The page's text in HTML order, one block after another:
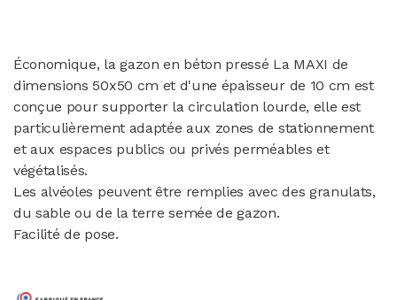
Économique, la gazon en béton pressé La MAXI de
dimensions 50x50 cm et d'une épaisseur de 10 cm est
conçue pour supporter la circulation lourde, elle est
particulièrement adaptée aux zones de stationnement
et aux espaces publics ou privés perméables et
végétalisés.
Les alvéoles peuvent être remplies avec des granulats,
du sable ou de la terre semée de gazon.
Facilité de pose.